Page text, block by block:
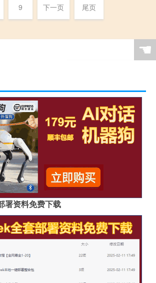
9 下一页 尾页
☚
署资料免费下载